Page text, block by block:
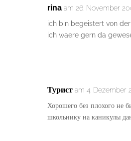
rina am 26. November
ich bin begeistert von
ich waere gern da
Турист am 4. Dezember
Хорошего без плохого не
школьнику на каникулы